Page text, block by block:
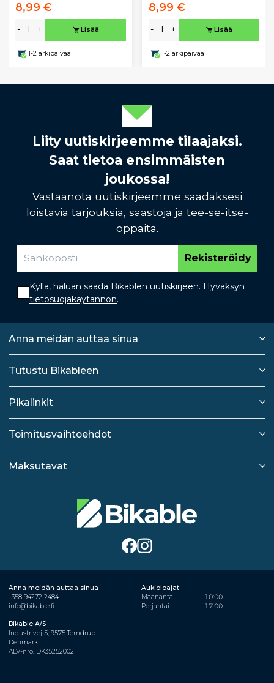
8,99 €
- + Lisää
1-2 arkipäivää
8,99 €
- + Lisää
1-2 arkipäivää
Liity uutiskirjeemme tilaajaksi.
Saat tietoa ensimmäisten
joukossa!
Vastaanota uutiskirjeemme saadaksesi
loistavia tarjouksia, säästöjä ja tee-se-itse-
oppaita.
Rekisteröidy
Kyllä, haluan saada Bikablen uutiskirjeen. Hyväksyn
tietosuojakäytännön.
Anna meidän auttaa sinua
Tutustu Bikableen
Pikalinkit
Toimitusvaihtoehdot
Maksutavat
Anna meidän auttaa sinua
+358 94272 2484
info@bikable.fi
Aukioloajat
Maanantai -
Perjantai
10:00 -
17:00
Bikable A/S
Industrivej 5, 9575 Terndrup
Denmark
ALV-nro. DK35252002